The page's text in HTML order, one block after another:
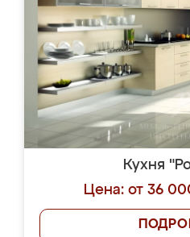
Кухня
Цена: от 36